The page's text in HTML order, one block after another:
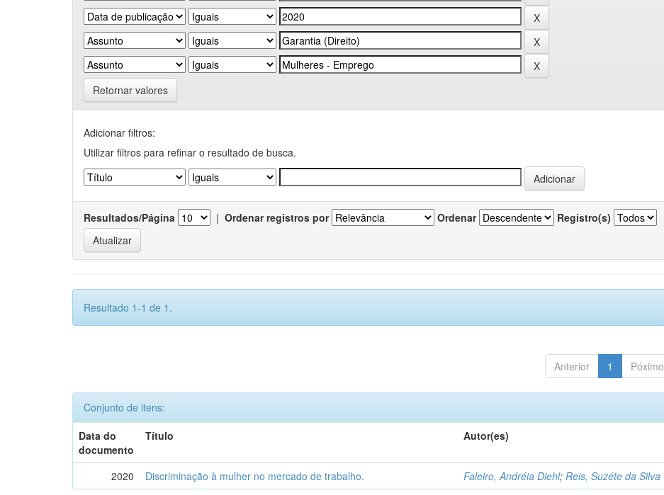
Retornar valores
Adicionar filtros:
Utilizar filtros para refinar o resultado de busca.
Resultados/Página | Ordenar registros por Ordenar Registro(s)
Resultado 1-1 de 1.
Anterior 1 Póximo
Conjunto de itens:
Data do
documento
Título Autor(es)
2020 Discriminação à mulher no mercado de trabalho. Faleiro, Andréia Diehl;Reis, Suzéte da Silva